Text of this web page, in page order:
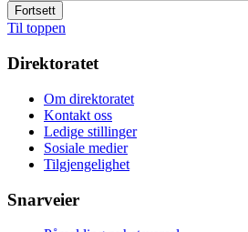
Fortsett
Til toppen
Direktoratet
Om direktoratet
Kontakt oss
Ledige stillinger
Sosiale medier
Tilgjengelighet
Snarveier